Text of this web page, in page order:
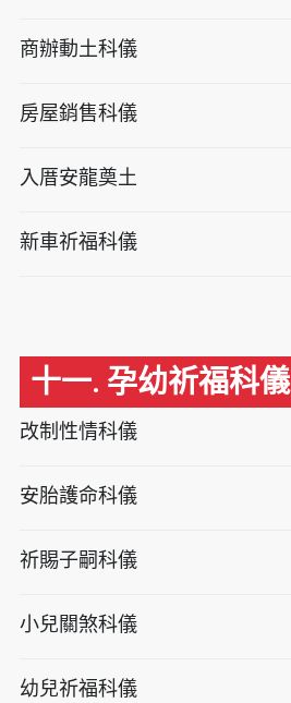
商辦動土科儀
房屋銷售科儀
入厝安龍奠土
新車祈福科儀
十一. 孕幼祈福科儀
改制性情科儀
安胎護命科儀
祈賜子嗣科儀
小兒關煞科儀
幼兒祈福科儀